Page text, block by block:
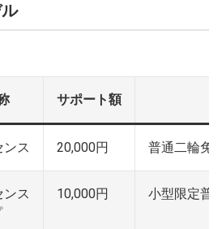
サポート額
ンス 20,000円 普通二輪免
ンス
10,000円 小型限定普